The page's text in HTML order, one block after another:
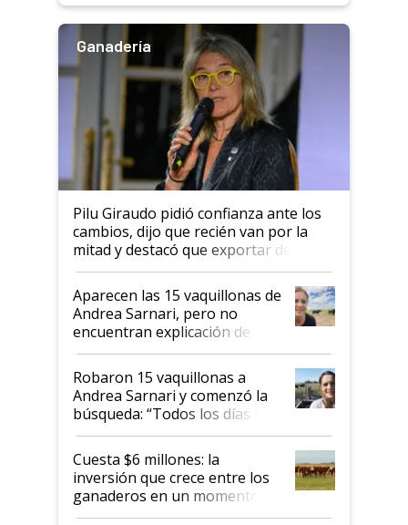
Ganadería
Pilu Giraudo pidió confianza ante los
cambios, dijo que recién van por la
mitad y destacó que exportar dejó de
ser "para unos pocos": "Tenemos un
mandato muy claro del gobierno
nacional"
Aparecen las 15 vaquillonas de
Andrea Sarnari, pero no
encuentran explicación de
cómo llegaron allí
Robaron 15 vaquillonas a
Andrea Sarnari y comenzó la
búsqueda: “Todos los días le
toca a algún productor”
Cuesta $6 millones: la
inversión que crece entre los
ganaderos en un momento
histórico para la actividad